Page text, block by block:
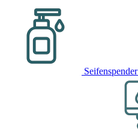
Seifenspender